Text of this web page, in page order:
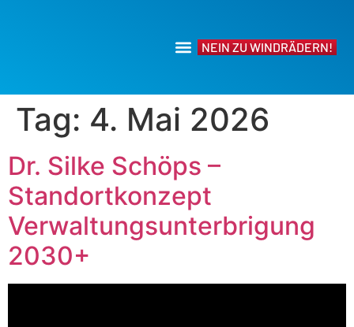
NEIN ZU WINDRÄDERN!
Tag: 4. Mai 2026
Dr. Silke Schöps –
Standortkonzept
Verwaltungsunterbrigung
2030+